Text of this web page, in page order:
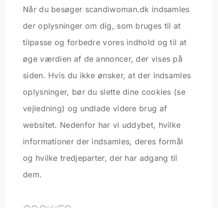
Når du besøger scandiwoman.dk indsamles
der oplysninger om dig, som bruges til at
tilpasse og forbedre vores indhold og til at
øge værdien af de annoncer, der vises på
siden. Hvis du ikke ønsker, at der indsamles
oplysninger, bør du slette dine cookies (se
vejledning) og undlade videre brug af
websitet. Nedenfor har vi uddybet, hvilke
informationer der indsamles, deres formål
og hvilke tredjeparter, der har adgang til
dem.